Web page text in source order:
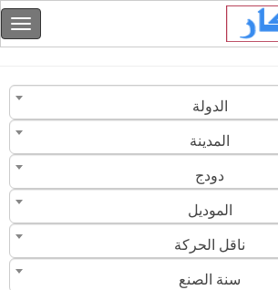
الدولة
المدينة
دودج
الموديل
ناقل الحركة
سنة الصنع